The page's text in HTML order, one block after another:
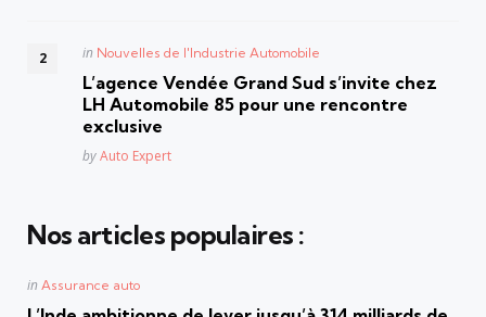
Posted
in Nouvelles de l'Industrie Automobile
L’agence Vendée Grand Sud s’invite chez
LH Automobile 85 pour une rencontre
exclusive
Posted
byAuto Expert
Nos articles populaires :
Posted
in Assurance auto